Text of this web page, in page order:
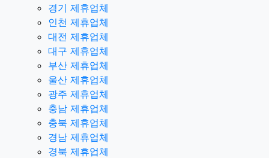
경기 제휴업체
인천 제휴업체
대전 제휴업체
대구 제휴업체
부산 제휴업체
울산 제휴업체
광주 제휴업체
충남 제휴업체
충북 제휴업체
경남 제휴업체
경북 제휴업체